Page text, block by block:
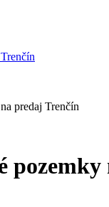
predaj Trenčín
pozemky